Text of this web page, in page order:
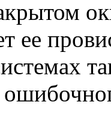
ее